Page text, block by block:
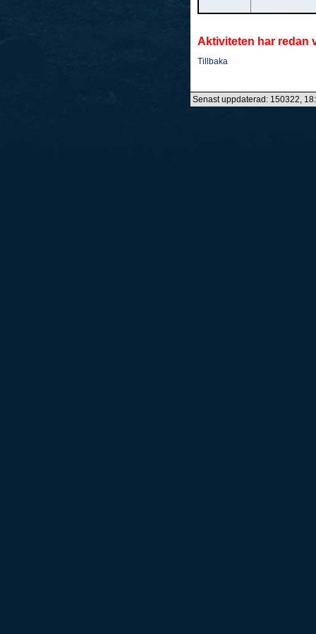
Aktiviteten har redan
Tillbaka
Senast uppdaterad: 150322,